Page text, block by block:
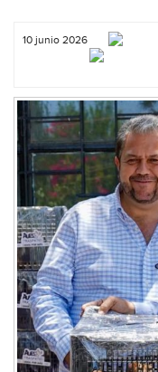
10 junio 2026